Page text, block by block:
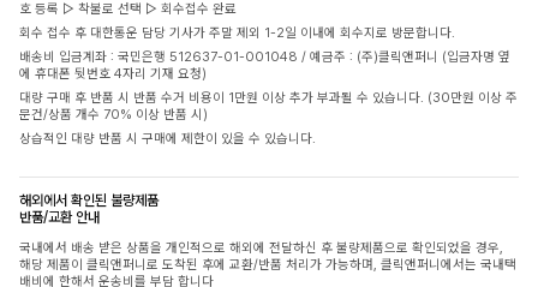
호 등록 ▷ 착불로 선택 ▷ 회수접수 완료
회수 접수 후 대한통운 담당 기사가 주말 제외 1-2일 이내에 회수지로 방문합니다.
배송비 입금계좌 : 국민은행 512637-01-001048 / 예금주 : (주)클릭앤퍼니 (입금자명 옆
에 휴대폰 뒷번호 4자리 기재 요청)
대량 구매 후 반품 시 반품 수거 비용이 1만원 이상 추가 부과될 수 있습니다. (30만원 이상 주
문건/상품 개수 70% 이상 반품 시)
상습적인 대량 반품 시 구매에 제한이 있을 수 있습니다.
해외에서 확인된 불량제품
반품/교환 안내
국내에서 배송 받은 상품을 개인적으로 해외에 전달하신 후 불량제품으로 확인되었을 경우,
해당 제품이 클릭앤퍼니로 도착된 후에 교환/반품 처리가 가능하며, 클릭앤퍼니에서는 국내택
배비에 한해서 운송비를 부담 합니다